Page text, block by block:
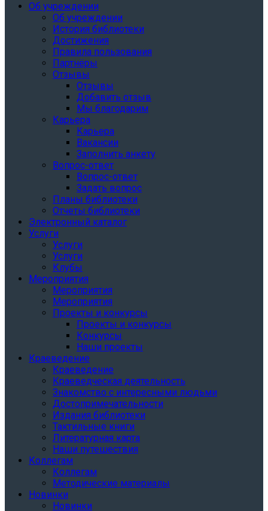
Об учреждении
Об учреждении
История библиотеки
Достижения
Правила пользования
Партнёры
Отзывы
Отзывы
Добавить отзыв
Мы благодарим
Карьера
Карьера
Вакансии
Заполнить анкету
Вопрос-ответ
Вопрос-ответ
Задать вопрос
Планы библиотеки
Отчеты библиотеки
Электронный каталог
Услуги
Услуги
Услуги
Клубы
Мероприятия
Мероприятия
Мероприятия
Проекты и конкурсы
Проекты и конкурсы
Конкурсы
Наши проекты
Краеведение
Краеведение
Краеведческая деятельность
Знакомство с интересными людьми
Достопримечательности
Издания библиотеки
Тактильные книги
Литературная карта
Наши путешествия
Коллегам
Коллегам
Методические материалы
Новинки
Новинки